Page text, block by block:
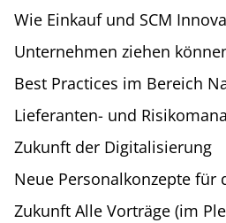
Wie Einkauf und SCM
Unternehmen ziehen
Best Practices im Bereich
Lieferanten- und
Zukunft der Digitalisierung
Neue Personalkonzepte für
Zukunft Alle Vorträge (im